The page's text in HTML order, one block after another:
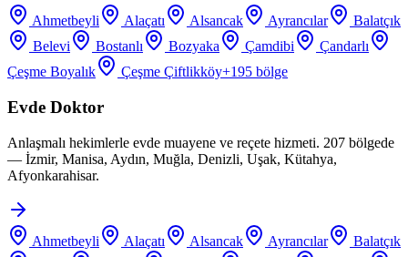
Ahmetbeyli Alaçatı Alsancak Ayrancılar
Balatçık
Belevi
Bostanlı Bozyaka Çamdibi
Çandarlı
Çeşme Boyalık
Çeşme Çiftlikköy+195 bölge
Evde Doktor
Anlaşmalı hekimlerle evde muayene ve reçete hizmeti. 207 bölgede
— İzmir, Manisa, Aydın, Muğla, Denizli, Uşak, Kütahya,
Afyonkarahisar.
Ahmetbeyli Alaçatı Alsancak Ayrancılar
Balatçık